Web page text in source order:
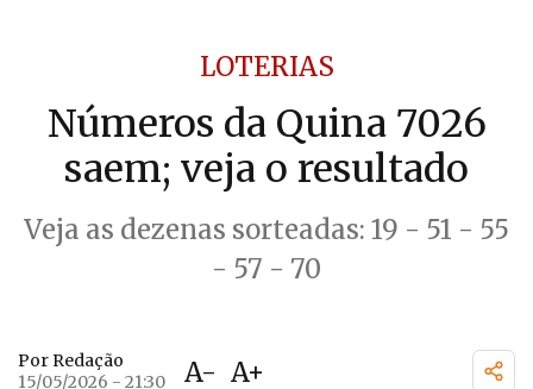
LOTERIAS
Números da Quina 7026
saem; veja o resultado
Veja as dezenas sorteadas: 19 - 51 - 55
- 57 - 70
Por Redação
15/05/2026 - 21:30
A- A+